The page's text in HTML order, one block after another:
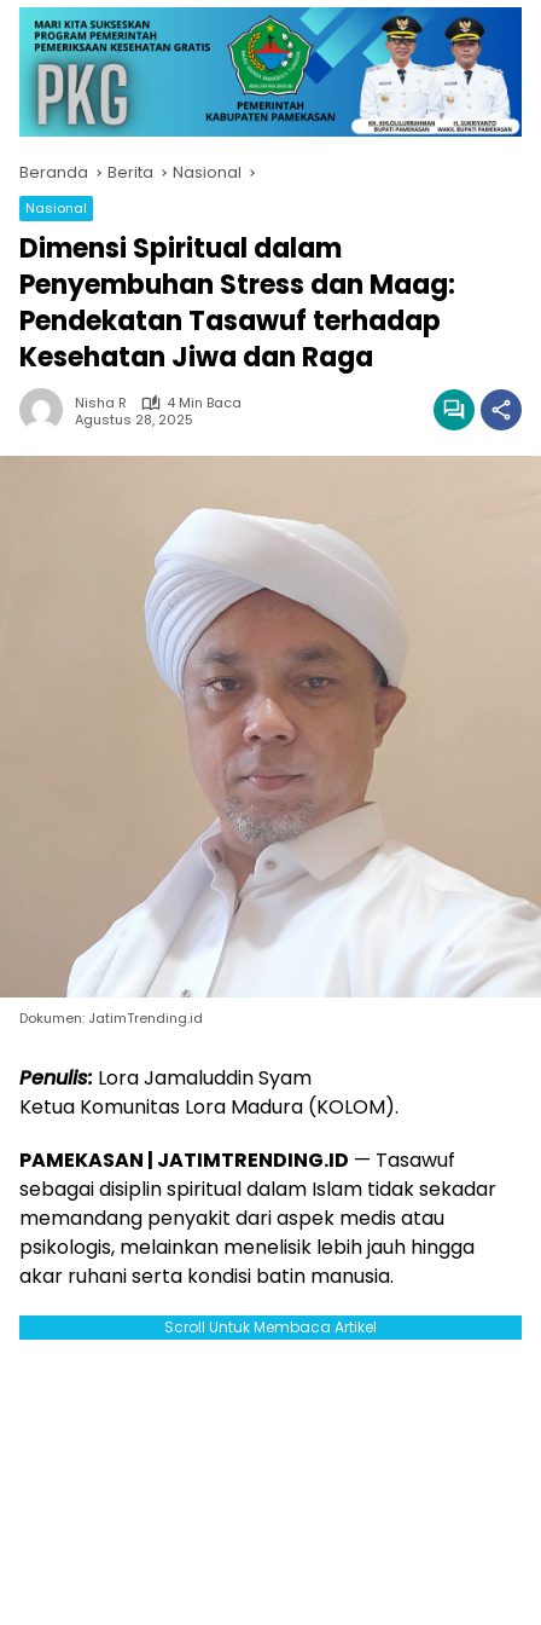
Beranda Berita Nasional
Nasional
Dimensi Spiritual dalam
Penyembuhan Stress dan Maag:
Pendekatan Tasawuf terhadap
Kesehatan Jiwa dan Raga
Nisha R
4 Min Baca
Agustus 28, 2025
Dokumen: JatimTrending.id
Penulis: Lora Jamaluddin Syam
Ketua Komunitas Lora Madura (KOLOM).
PAMEKASAN | JATIMTRENDING.ID — Tasawuf
sebagai disiplin spiritual dalam Islam tidak sekadar
memandang penyakit dari aspek medis atau
psikologis, melainkan menelisik lebih jauh hingga
akar ruhani serta kondisi batin manusia.
Scroll Untuk Membaca Artikel